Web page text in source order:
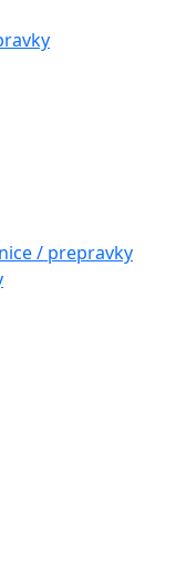
/ prepravky